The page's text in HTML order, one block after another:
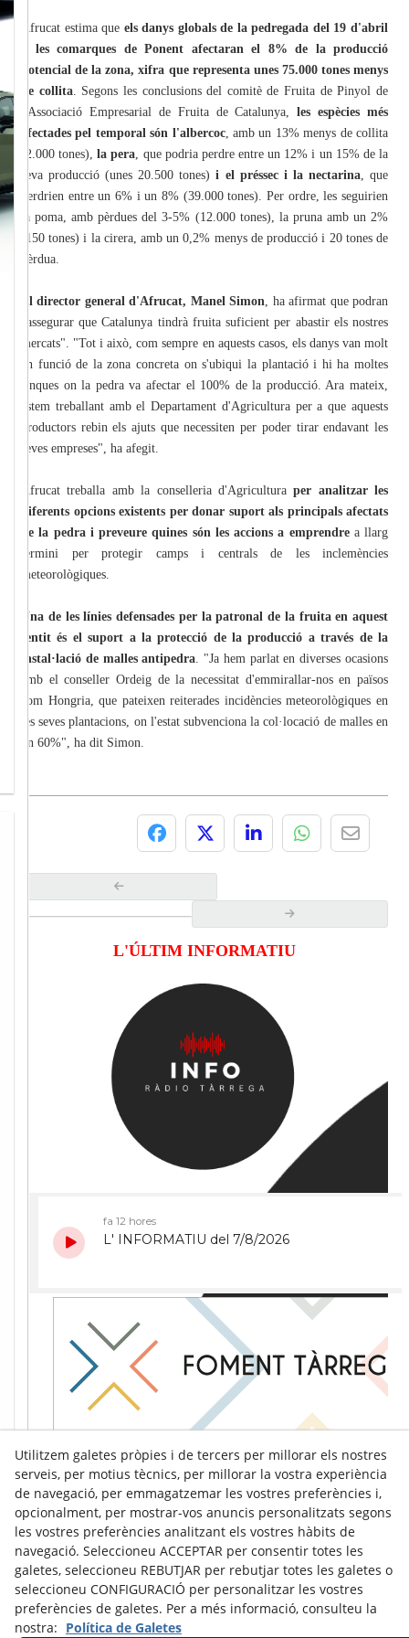
Afrucat estima que els danys globals de la pedregada del 19 d'abril
a les comarques de Ponent afectaran el 8% de la producció
potencial de la zona, xifra que representa unes 75.000 tones menys
de collita. Segons les conclusions del comitè de Fruita de Pinyol de
l'Associació Empresarial de Fruita de Catalunya,
les espècies més
afectades pel temporal són l'albercoc, amb un 13% menys de collita
(2.000 tones),la pera , que podria perdre entre un 12% i un 15% de la
seva producció (unes 20.500 tones)i el préssec i la nectarina, que
perdrien entre un 6% i un 8% (39.000 tones). Per ordre, les seguirien
la poma, amb pèrdues del 3-5% (12.000 tones), la pruna amb un 2%
(150 tones) i la cirera, amb un 0,2% menys de producció i 20 tones de
pèrdua.
El director general d'Afrucat, Manel Simon , ha afirmat que podran
"assegurar que Catalunya tindrà fruita suficient per abastir els nostres
mercats". "Tot i això, com sempre en aquests casos, els danys van molt
en funció de la zona concreta on s'ubiqui la plantació i hi ha moltes
finques on la pedra va afectar el 100% de la producció. Ara mateix,
estem treballant amb el Departament d'Agricultura per a que aquests
productors rebin els ajuts que necessiten per poder tirar endavant les
seves empreses", ha afegit.
Afrucat treballa amb la conselleria d'Agriculturaper analitzar les
diferents opcions existents per donar suport als principals afectats
de la pedra i preveure quines són les accions a emprendrea llarg
termini per protegir camps i centrals de les inclemències
meteorològiques.
Una de les línies defensades per la patronal de la fruita en aquest
sentit és el suport a la protecció de la producció a través de la
instal·lació de malles antipedra . "Ja hem parlat en diverses ocasions
amb el conseller Ordeig de la necessitat d'emmirallar-nos en països
com Hongria, que pateixen reiterades incidències meteorològiques en
les seves plantacions, on l'estat subvenciona la col·locació de malles en
un 60%", ha dit Simon.
L'ÚLTIM INFORMATIU
Utilitzem galetes pròpies i de tercers per millorar els nostres
serveis, per motius tècnics, per millorar la vostra experiència
de navegació, per emmagatzemar les vostres preferències i,
opcionalment, per mostrar-vos anuncis personalitzats segons
les vostres preferències analitzant els vostres hàbits de
navegació. Seleccioneu ACCEPTAR per consentir totes les
galetes, seleccioneu REBUTJAR per rebutjar totes les galetes o
seleccioneu CONFIGURACIÓ per personalitzar les vostres
preferències de galetes. Per a més informació, consulteu la
nostra: Política de Galetes